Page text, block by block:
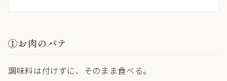
①お肉のパテ
調味料は付けずに、そのまま食べる。